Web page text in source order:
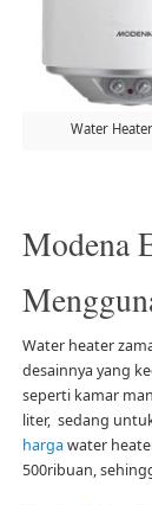
Water
Modena
Water heater
desainnya yang
seperti kamar
liter, sedang
harga water
500ribuan,